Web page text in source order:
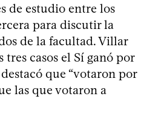
de estudio entre los
para discutir la
de la facultad. Villar
casos el Sí ganó por
que “votaron por
las que votaron a